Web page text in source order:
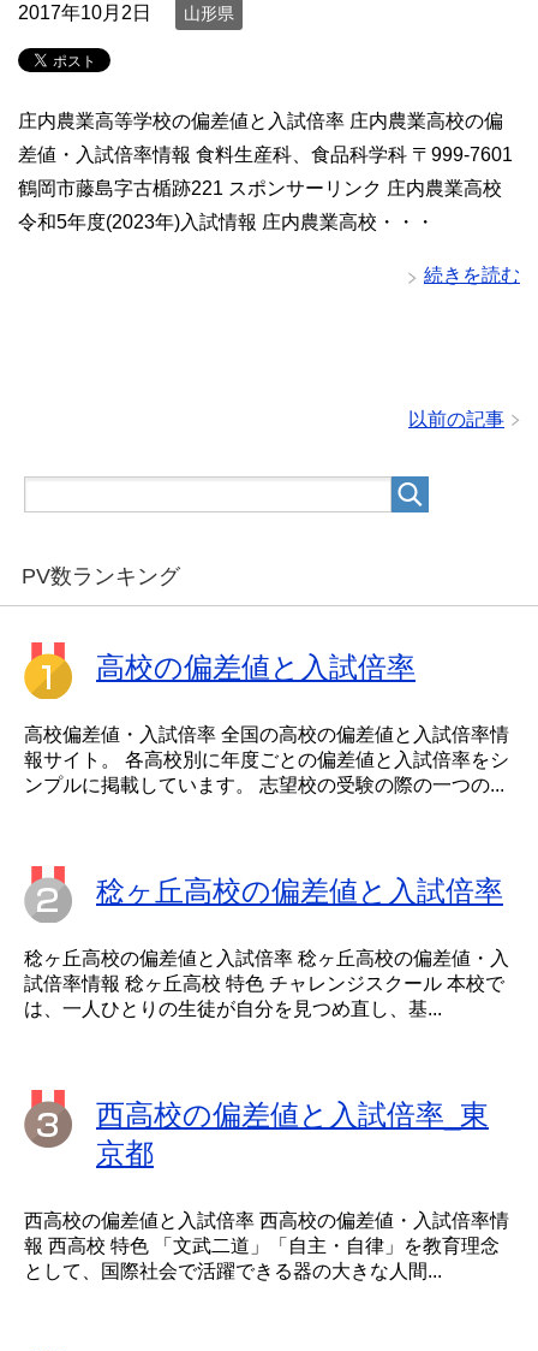
2017年10月2日 山形県
庄内農業高等学校の偏差値と入試倍率 庄内農業高校の偏
差値・入試倍率情報 食料生産科、食品科学科 〒999-7601
鶴岡市藤島字古楯跡221 スポンサーリンク 庄内農業高校
令和5年度(2023年)入試情報 庄内農業高校・・・
続きを読む
以前の記事
PV数ランキング
高校の偏差値と入試倍率
高校偏差値・入試倍率 全国の高校の偏差値と入試倍率情
報サイト。 各高校別に年度ごとの偏差値と入試倍率をシ
ンプルに掲載しています。 志望校の受験の際の一つの...
稔ヶ丘高校の偏差値と入試倍率
稔ヶ丘高校の偏差値と入試倍率 稔ヶ丘高校の偏差値・入
試倍率情報 稔ヶ丘高校 特色 チャレンジスクール 本校で
は、一人ひとりの生徒が自分を見つめ直し、基...
西高校の偏差値と入試倍率_東
京都
西高校の偏差値と入試倍率 西高校の偏差値・入試倍率情
報 西高校 特色 「文武二道」「自主・自律」を教育理念
として、国際社会で活躍できる器の大きな人間...